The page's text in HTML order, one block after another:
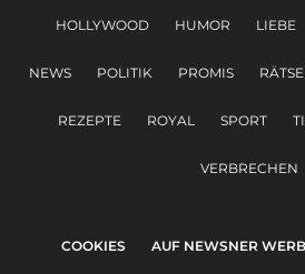
HOLLYWOOD HUMOR LIEBE
NEWS POLITIK PROMIS
REZEPTE ROYAL SPORT
VERBRECHEN
COOKIES AUF NEWSNER